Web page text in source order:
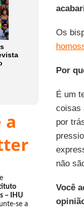
a
– IHU
se a
Os
Por
É um
coisas
por
não
Você